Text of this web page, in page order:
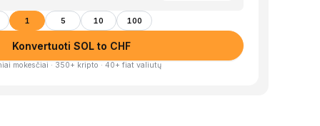
1 5 10 100
Konvertuoti SOL to CHF
mokesčiai · 350+ kripto · 40+ fiat valiutų